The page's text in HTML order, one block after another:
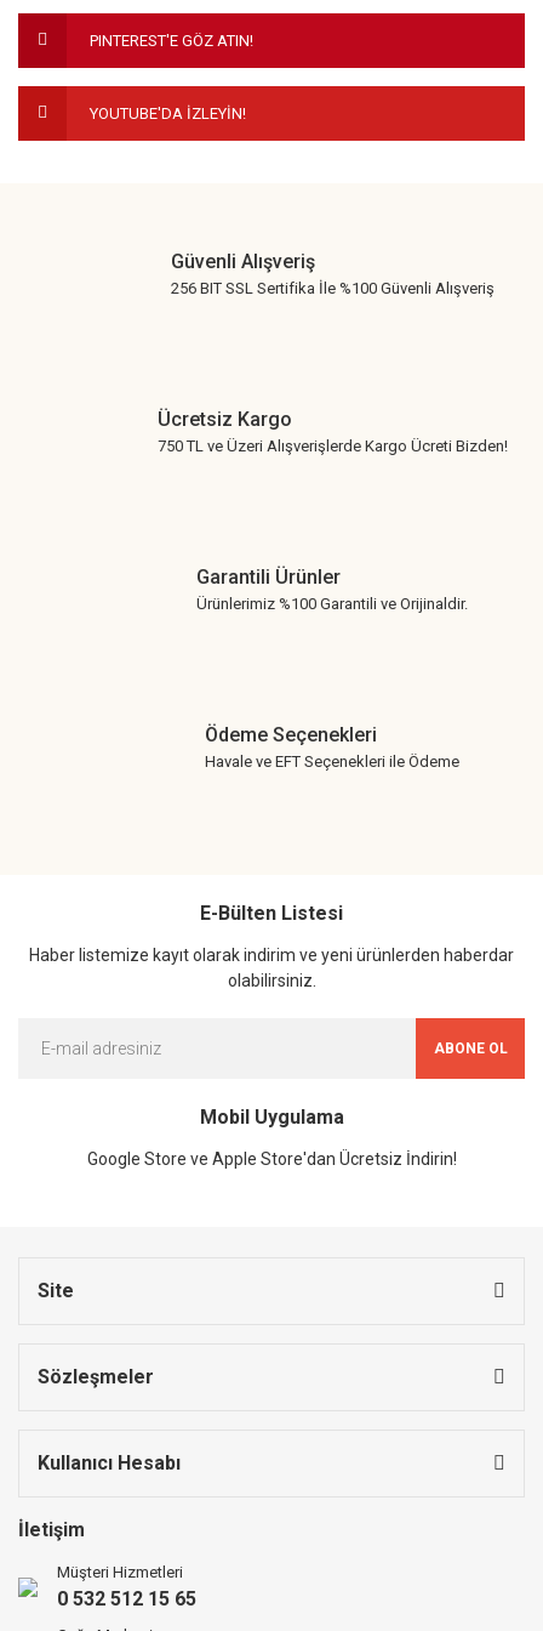
Ürün fiyatı diğer sitelerden daha pahalı.
Bu ürüne benzer farklı alternatifler olmalı.
PINTEREST'E GÖZ ATIN!
YOUTUBE'DA İZLEYİN!
Güvenli Alışveriş
256 BIT SSL Sertifika İle %100 Güvenli Alışveriş
Ücretsiz Kargo
750 TL ve Üzeri Alışverişlerde Kargo Ücreti Bizden!
Garantili Ürünler
Ürünlerimiz %100 Garantili ve Orijinaldir.
Ödeme Seçenekleri
Havale ve EFT Seçenekleri ile Ödeme
E-Bülten Listesi
Haber listemize kayıt olarak indirim ve yeni ürünlerden haberdar
olabilirsiniz.
ABONE OL
Mobil Uygulama
Google Store ve Apple Store'dan Ücretsiz İndirin!
Site
Sözleşmeler
Kullanıcı Hesabı
İletişim
Müşteri Hizmetleri
0 532 512 15 65